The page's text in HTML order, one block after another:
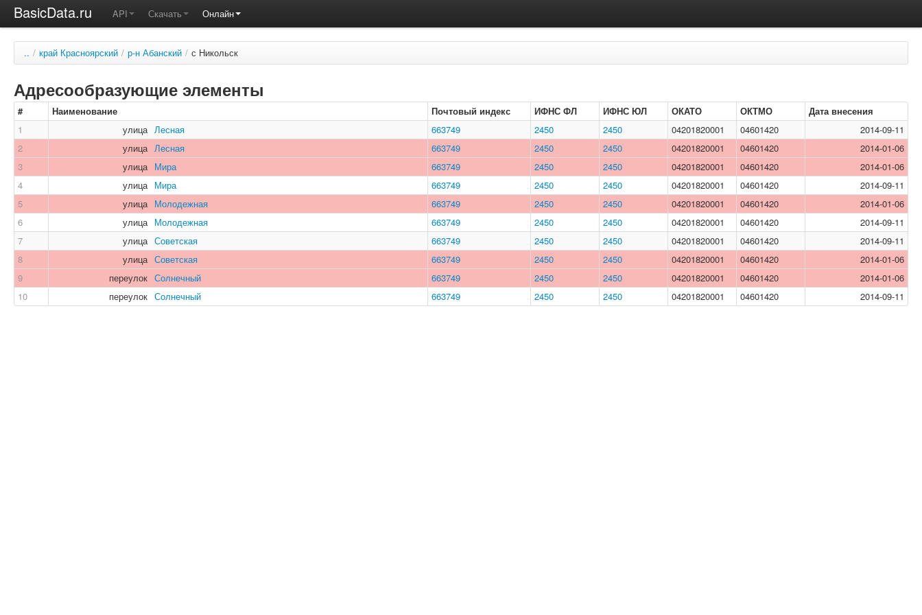
BasicData.ru API Скачать Онлайн
.. / край Красноярский / р-н Абанский / с Никольск
Адресообразующие элементы
# Наименование Почтовый индекс ИФНС ФЛ ИФНС ЮЛ ОКАТО ОКТМО
Дата внесения
1
улица Лесная 663749 2450 2450 04201820001 04601420
2014-09-11
2
улица Лесная 663749 2450 2450 04201820001 04601420
2014-01-06
3
улица Мира 663749 2450 2450 04201820001 04601420
2014-01-06
4
улица Мира 663749 2450 2450 04201820001 04601420
2014-09-11
5
улица Молодежная 663749 2450 2450 04201820001 04601420
2014-01-06
6
улица Молодежная 663749 2450 2450 04201820001 04601420
2014-09-11
7
улица Советская 663749 2450 2450 04201820001 04601420
2014-09-11
8
улица Советская 663749 2450 2450 04201820001 04601420
2014-01-06
9
переулок Солнечный 663749 2450 2450 04201820001 04601420
2014-01-06
10
переулок Солнечный 663749 2450 2450 04201820001 04601420 2014-09-11